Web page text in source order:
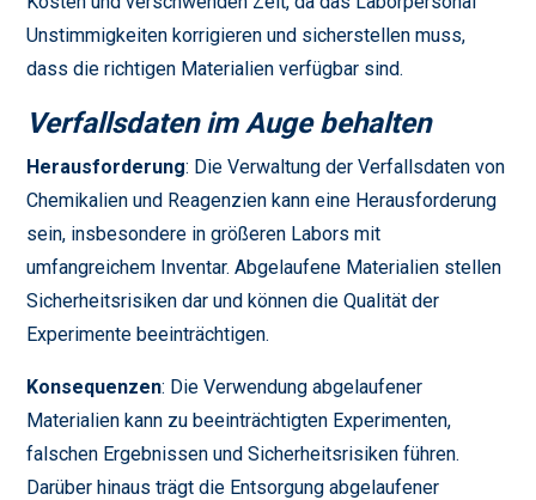
Unstimmigkeiten korrigieren und sicherstellen muss,
dass die richtigen Materialien verfügbar sind.
Verfallsdaten im Auge behalten
Herausforderung: Die Verwaltung der Verfallsdaten von
Chemikalien und Reagenzien kann eine Herausforderung
sein, insbesondere in größeren Labors mit
umfangreichem Inventar. Abgelaufene Materialien stellen
Sicherheitsrisiken dar und können die Qualität der
Experimente beeinträchtigen.
Konsequenzen: Die Verwendung abgelaufener
Materialien kann zu beeinträchtigten Experimenten,
falschen Ergebnissen und Sicherheitsrisiken führen.
Darüber hinaus trägt die Entsorgung abgelaufener